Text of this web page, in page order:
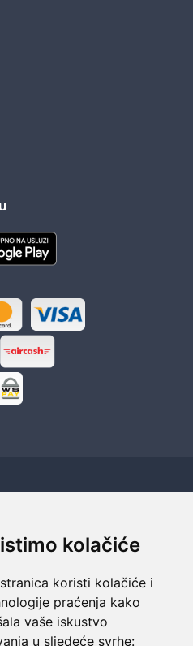
kolačiće
koristi kolačiće i
praćenja kako
vaše iskustvo
u sljedeće svrhe:
vas
novaca
za novac